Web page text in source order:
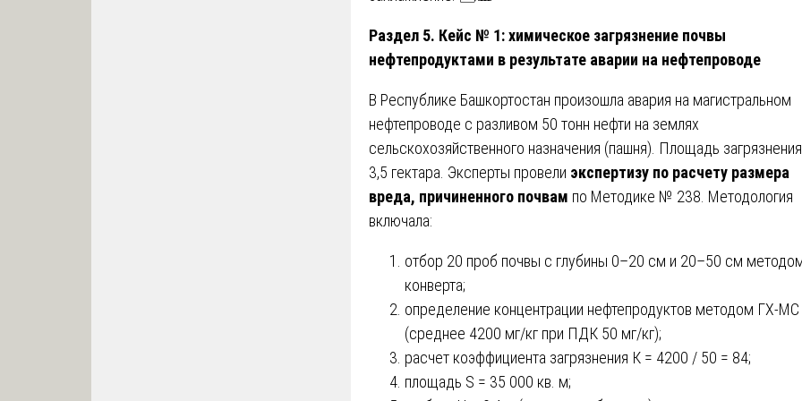
Раздел 5. Кейс № 1: химическое загрязнение почвы
нефтепродуктами в результате аварии на нефтепроводе
В Республике Башкортостан произошла авария на магистральном
нефтепроводе с разливом 50 тонн нефти на землях
сельскохозяйственного назначения (пашня). Площадь
3,5 гектара. Эксперты провели экспертизу по расчету размера
вреда, причиненного почвам по Методике № 238. Методология
включала:
отбор 20 проб почвы с глубины 0–20 см и 20–50 см
конверта;
определение концентрации нефтепродуктов методом ГХ-МС
(среднее 4200 мг/кг при ПДК 50 мг/кг);
расчет коэффициента загрязнения К = 4200 / 50 = 84;
площадь S = 35 000 кв. м;